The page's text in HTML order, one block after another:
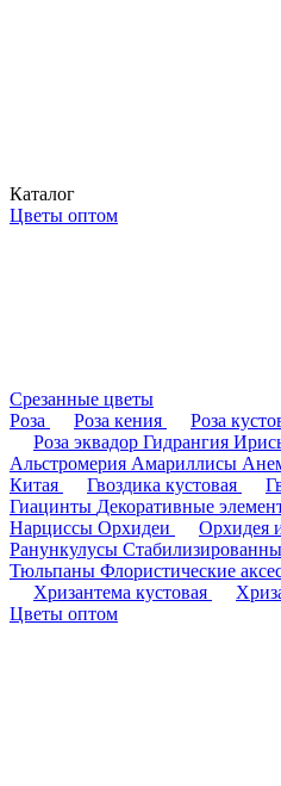
Каталог
Цветы оптом
Срезанные цветы
Роза
Роза кения Роза
Роза эквадор Гидрангия
Альстромерия Амариллисы
Китая
Гвоздика кустовая
Гиацинты Декоративные
Нарциссы Орхидеи Орхидея
Ранункулусы
Тюльпаны Флористические
Хризантема кустовая
Цветы оптом